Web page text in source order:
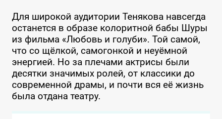
Для широкой аудитории Тенякова навсегда
останется в образе колоритной бабы Шуры
из фильма «Любовь и голуби». Той самой,
что со щёлкой, самогонкой и неуёмной
энергией. Но за плечами актрисы были
десятки значимых ролей, от классики до
современной драмы, и почти вся её жизнь
была отдана театру.